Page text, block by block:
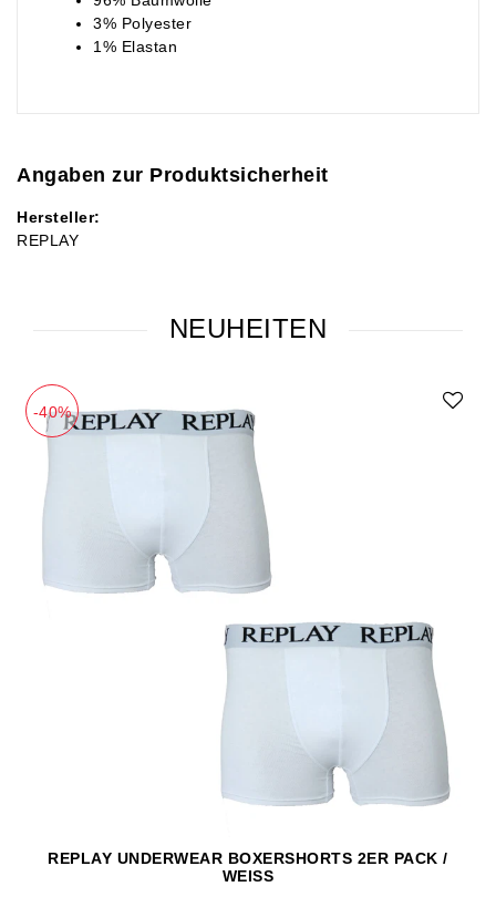
3% Polyester
1% Elastan
Angaben zur Produktsicherheit
Hersteller:
REPLAY
NEUHEITEN
-40%
REPLAY UNDERWEAR BOXERSHORTS 2ER PACK /
WEISS